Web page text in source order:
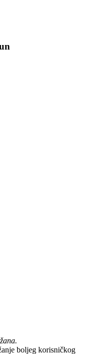
boljeg korisničkog